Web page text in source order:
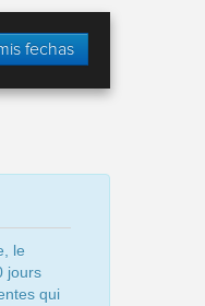
fechas
le
jours
qui